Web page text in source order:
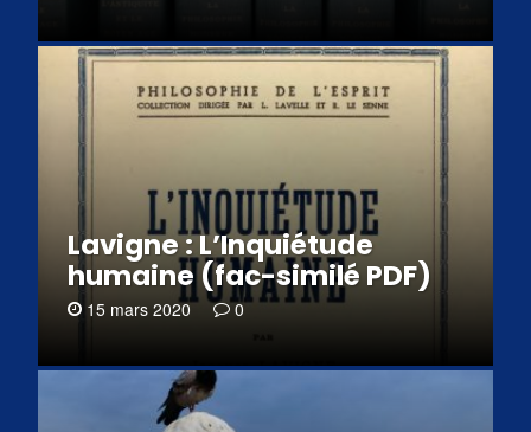
Lavigne : L’Inquiétude
humaine (fac-similé PDF)
15 mars 2020 0